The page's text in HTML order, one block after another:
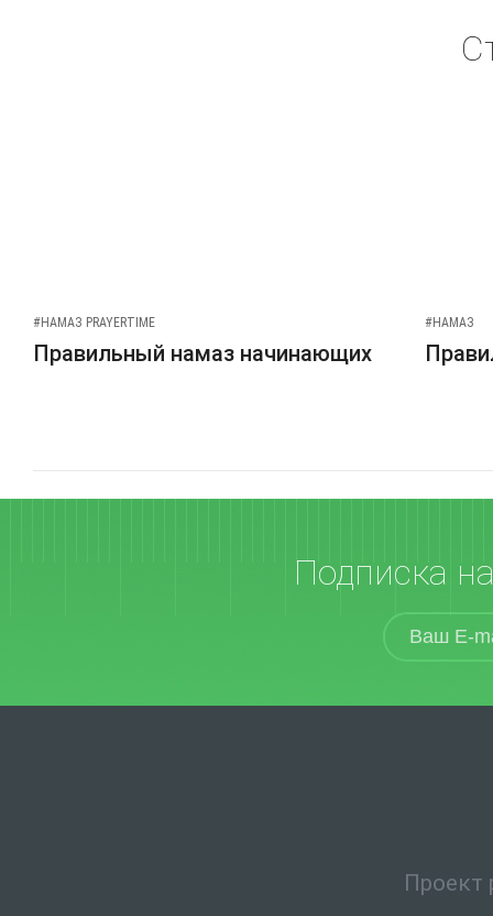
#НАМАЗ PRAYERTIME
Правильный намаз начинающих
#НАМАЗ
Подписка
Проект